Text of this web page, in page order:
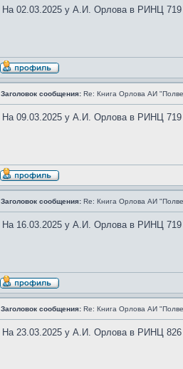
На 02.03.2025 у А.И. Орлова в РИНЦ 719
Заголовок сообщения: Re: Книга Орлова АИ
На 09.03.2025 у А.И. Орлова в РИНЦ 719
Заголовок сообщения: Re: Книга Орлова АИ
На 16.03.2025 у А.И. Орлова в РИНЦ 719
Заголовок сообщения: Re: Книга Орлова АИ
На 23.03.2025 у А.И. Орлова в РИНЦ 826